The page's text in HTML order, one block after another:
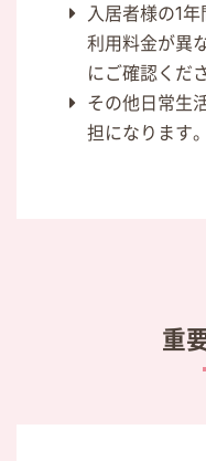
入居者様の1
利用料金が異
にご確認くだ
その他日常生
担になります。
重